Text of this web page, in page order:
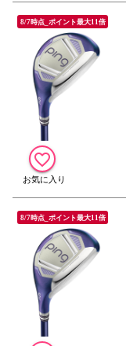
8/7時点_ポイント最大11倍
8/7時点_ポイント最大11倍